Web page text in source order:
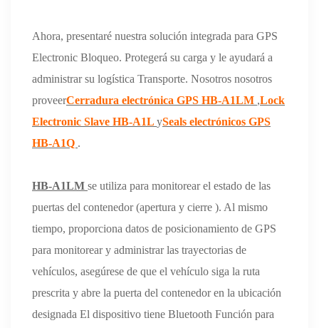
Ahora, presentaré nuestra solución integrada para GPS
Electronic Bloqueo. Protegerá su carga y le ayudará a
administrar su logística Transporte. Nosotros nosotros
proveerCerradura electrónica GPS HB-A1LM ,Lock
Electronic Slave HB-A1L ySeals electrónicos GPS
HB-A1Q .
HB-A1LM se utiliza para monitorear el estado de las
puertas del contenedor (apertura y cierre ). Al mismo
tiempo, proporciona datos de posicionamiento de GPS
para monitorear y administrar las trayectorias de
vehículos, asegúrese de que el vehículo siga la ruta
prescrita y abre la puerta del contenedor en la ubicación
designada El dispositivo tiene Bluetooth Función para